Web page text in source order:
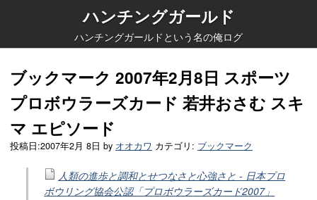
ハンチングガールド
ハンチングガールドという名の俺ログ
ブックマーク 2007年2月8日 スポーツ
プロボウラーズカード 若井おさむ スキ
マ エピソード
投稿日:2007年2月 8日 by オオカワ カテゴリ: ブックマーク
人類の進歩と調和とせつなさと心強さと - 日本プロ
ボウリング協会公認「プロボウラーズカード2007」